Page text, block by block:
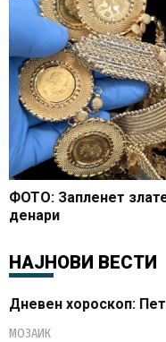
ФОТО: Запленет
денари
НАЈНОВИ ВЕСТИ
Дневен хороскоп:
МОЗАИК